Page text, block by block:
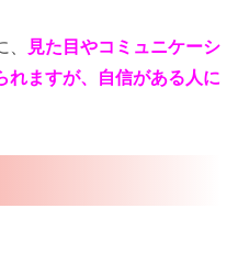
見た目やコミュニケーシ
れますが、自信がある人に